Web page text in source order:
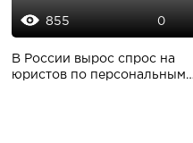
855 0
В России вырос спрос на
юристов по персональным